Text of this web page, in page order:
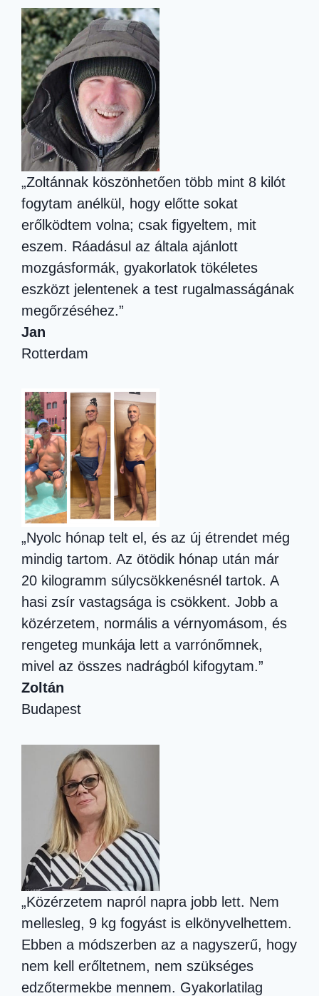
„Zoltánnak köszönhetően több mint 8 kilót
fogytam anélkül, hogy előtte sokat
erőlködtem volna; csak figyeltem, mit
eszem. Ráadásul az általa ajánlott
mozgásformák, gyakorlatok tökéletes
eszközt jelentenek a test rugalmasságának
megőrzéséhez.”
Jan
Rotterdam
„Nyolc hónap telt el, és az új étrendet még
mindig tartom. Az ötödik hónap után már
20 kilogramm súlycsökkenésnél tartok. A
hasi zsír vastagsága is csökkent. Jobb a
közérzetem, normális a vérnyomásom, és
rengeteg munkája lett a varrónőmnek,
mivel az összes nadrágból kifogytam.”
Zoltán
Budapest
„Közérzetem napról napra jobb lett. Nem
mellesleg, 9 kg fogyást is elkönyvelhettem.
Ebben a módszerben az a nagyszerű, hogy
nem kell erőltetnem, nem szükséges
edzőtermekbe mennem. Gyakorlatilag